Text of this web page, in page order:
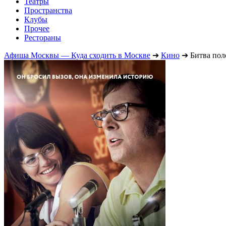
Пространства
Клубы
Прочее
Рестораны
Афиша Москвы — Куда сходить в Москве ➔ Кино ➔ Битва